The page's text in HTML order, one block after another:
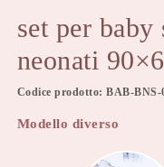
set per
neonati
Codice prodotto: BAB-BNS-
Modello diverso